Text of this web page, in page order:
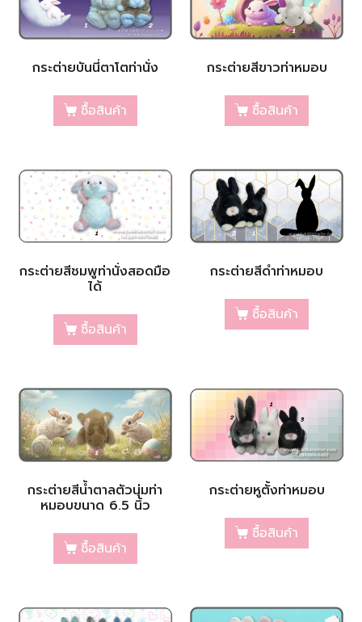
กระต่ายบันนี่ตาโตท่านั่ง
ซื้อสินค้า
กระต่ายสีขาวท่าหมอบ
ซื้อสินค้า
กระต่ายสีชมพูท่านั่งสอดมือ
ได้
ซื้อสินค้า
กระต่ายสีดำท่าหมอบ
ซื้อสินค้า
กระต่ายสีน้ำตาลตัวนุ่มท่า
หมอบขนาด 6.5 นิ้ว
ซื้อสินค้า
กระต่ายหูตั้งท่าหมอบ
ซื้อสินค้า